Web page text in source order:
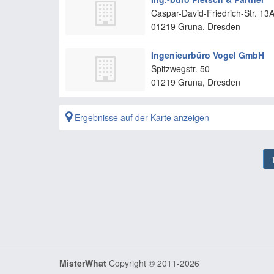
Caspar-David-Friedrich-Str. 13A
01219 Gruna, Dresden
Ingenieurbüro Vogel GmbH
Spitzwegstr. 50
01219 Gruna, Dresden
Ergebnisse auf der Karte anzeigen
1
MisterWhat Copyright © 2011-2026